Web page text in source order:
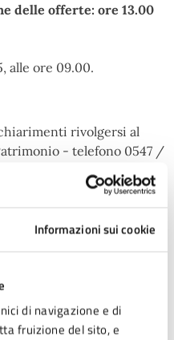
Informazioni sui cookie
di navigazione e di
fruizione del sito, e
delle offerte: ore 13.00
alle ore 09.00.
rivolgersi al
- telefono 0547 /
e le